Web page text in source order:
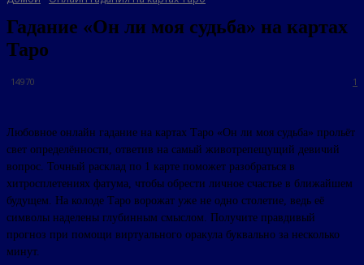
Гадание «Он ли моя судьба» на картах
Таро
1
14970
Любовное онлайн гадание на картах Таро «Он ли моя судьба» прольёт
свет определённости, ответив на самый животрепещущий девичий
вопрос. Точный расклад по 1 карте поможет разобраться в
хитросплетениях фатума, чтобы обрести личное счастье в ближайшем
будущем. На колоде Таро ворожат уже не одно столетие, ведь её
символы наделены глубинным смыслом. Получите правдивый
прогноз при помощи виртуального оракула буквально за несколько
минут.